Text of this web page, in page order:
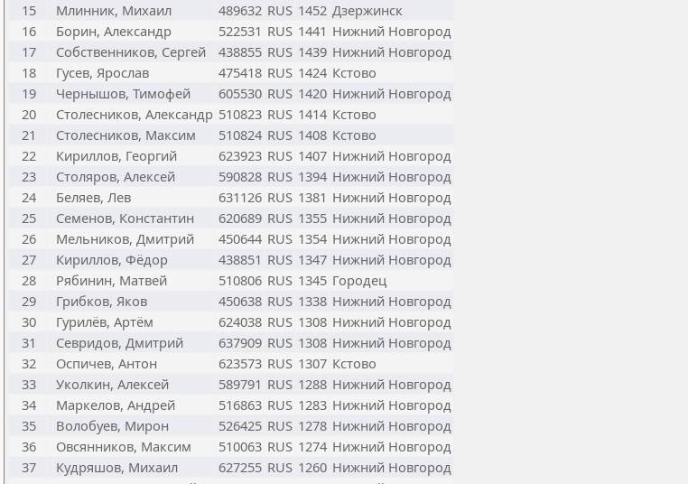
15
Млинник, Михаил 489632 RUS 1452 Дзержинск
16
Борин, Александр 522531 RUS 1441 Нижний Новгород
17
Собственников, Сергей 438855 RUS 1439 Нижний Новгород
18
Гусев, Ярослав 475418 RUS 1424 Кстово
19
Чернышов, Тимофей 605530 RUS 1420 Нижний Новгород
20
Столесников, Александр 510823 RUS 1414 Кстово
21
Столесников, Максим 510824 RUS 1408 Кстово
22
Кириллов, Георгий 623923 RUS 1407 Нижний Новгород
23
Столяров, Алексей 590828 RUS 1394 Нижний Новгород
24
Беляев, Лев 631126 RUS 1381 Нижний Новгород
25
Семенов, Константин 620689 RUS 1355 Нижний Новгород
26
Мельников, Дмитрий 450644 RUS 1354 Нижний Новгород
27
Кириллов, Фёдор 438851 RUS 1347 Нижний Новгород
28
Рябинин, Матвей 510806 RUS 1345 Городец
29
Грибков, Яков 450638 RUS 1338 Нижний Новгород
30
Гурилёв, Артём 624038 RUS 1308 Нижний Новгород
31
Севридов, Дмитрий 637909 RUS 1308 Нижний Новгород
32
Оспичев, Антон 623573 RUS 1307 Кстово
33
Уколкин, Алексей 589791 RUS 1288 Нижний Новгород
34
Маркелов, Андрей 516863 RUS 1283 Нижний Новгород
35
Волобуев, Мирон 526425 RUS 1278 Нижний Новгород
36
Овсянников, Максим 510063 RUS 1274 Нижний Новгород
37
Кудряшов, Михаил 627255 RUS 1260 Нижний Новгород